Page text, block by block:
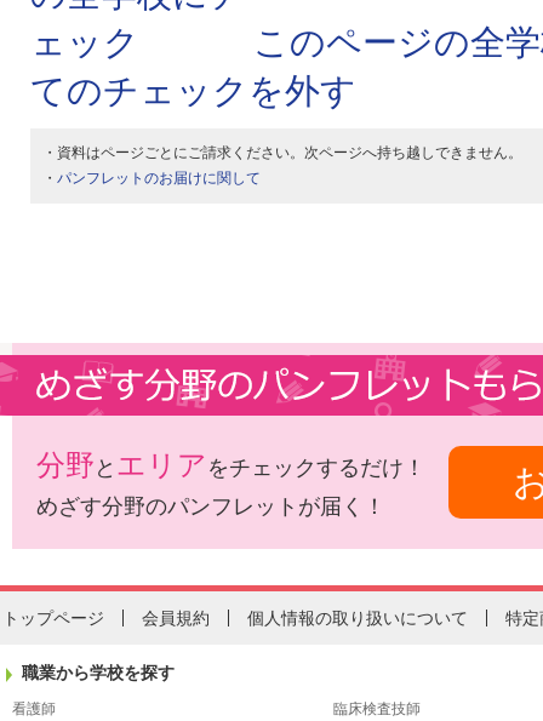
このページの全
てのチェックを外す
・資料はページごとにご請求ください。次ページへ持ち越しできません。
・ パンフレットのお届けに関して
分野 と エリア をチェックするだけ！
めざす分野のパンフレットが届く！
トップページ 会員規約 個人情報の取り扱いについて 特定
職業から学校を探す
看護師
臨床検査技師